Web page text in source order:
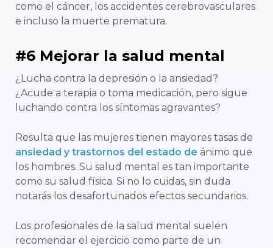
como el cáncer, los accidentes cerebrovasculares
e incluso la muerte prematura.
#6 Mejorar la salud mental
¿Lucha contra la depresión o la ansiedad?
¿Acude a terapia o toma medicación, pero sigue
luchando contra los síntomas agravantes?
Resulta que las mujeres tienen mayores tasas de
ansiedad y trastornos del estado de ánimo que
los hombres. Su salud mental es tan importante
como su salud física. Si no lo cuidas, sin duda
notarás los desafortunados efectos secundarios.
Los profesionales de la salud mental suelen
recomendar el ejercicio como parte de un